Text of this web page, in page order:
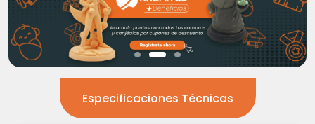
Especificaciones Técnicas